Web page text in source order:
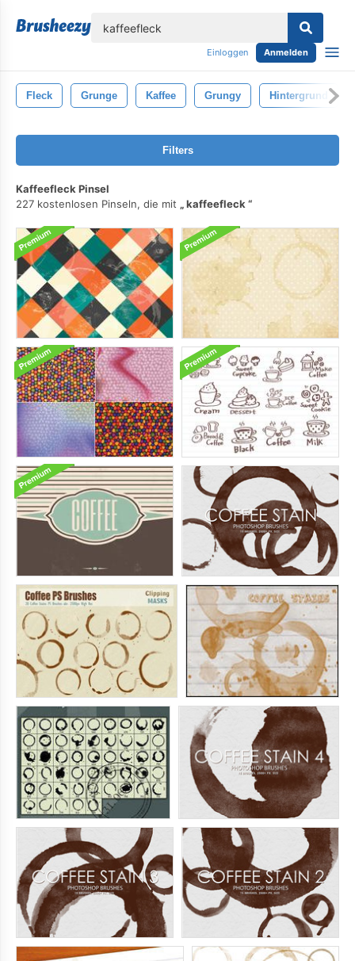
Einloggen Anmelden
Fleck Grunge Kaffee Grungy Hintergrund
Filters
Kaffeefleck Pinsel
227 kostenlosen Pinseln, die mit
kaffeefleck